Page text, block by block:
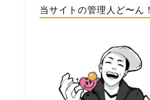
当サイトの管理人ど〜ん！